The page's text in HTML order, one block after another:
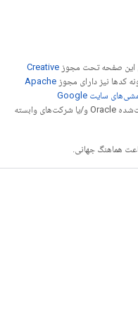
این صفحه تحت مجوز Creative
کدها نیز دارای مجوز Apache
خطمشی‌های سایت Google
مراجعه کنید. جاوا علامت تجاری ثبت‌شده Oracle و/یا شرکت‌های وابسته